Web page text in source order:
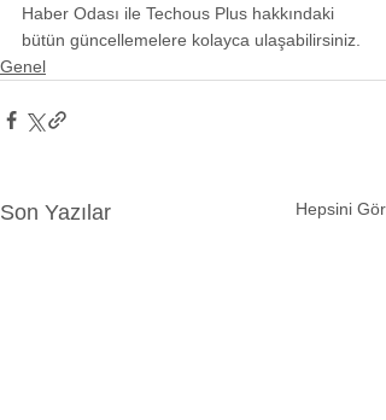
Haber Odası ile Techous Plus hakkındaki
bütün güncellemelere kolayca ulaşabilirsiniz.
Genel
Son Yazılar Hepsini Gör